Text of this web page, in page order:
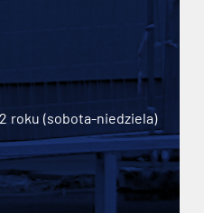
roku (sobota-niedziela)